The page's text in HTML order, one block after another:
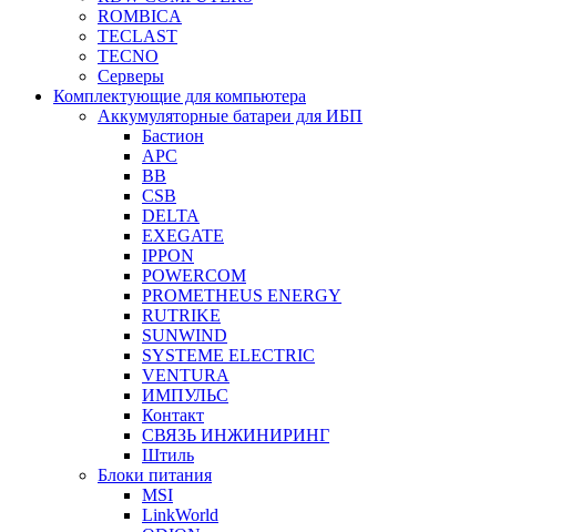
ROMBICA
TECLAST
TECNO
Серверы
Комплектующие для компьютера
Аккумуляторные батареи для ИБП
Бастион
APC
BB
CSB
DELTA
EXEGATE
IPPON
POWERCOM
PROMETHEUS ENERGY
RUTRIKE
SUNWIND
SYSTEME ELECTRIC
VENTURA
ИМПУЛЬС
Контакт
СВЯЗЬ ИНЖИНИРИНГ
Штиль
Блоки питания
MSI
LinkWorld